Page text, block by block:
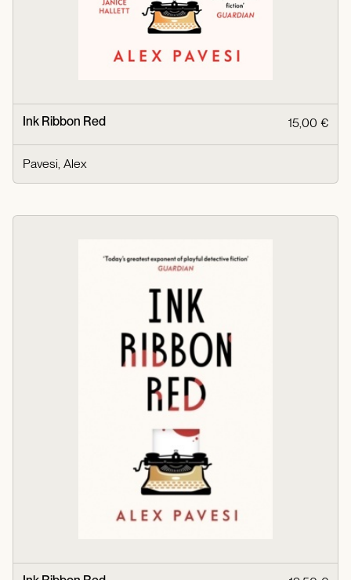
Ink Ribbon Red 15,00 €
Pavesi, Alex